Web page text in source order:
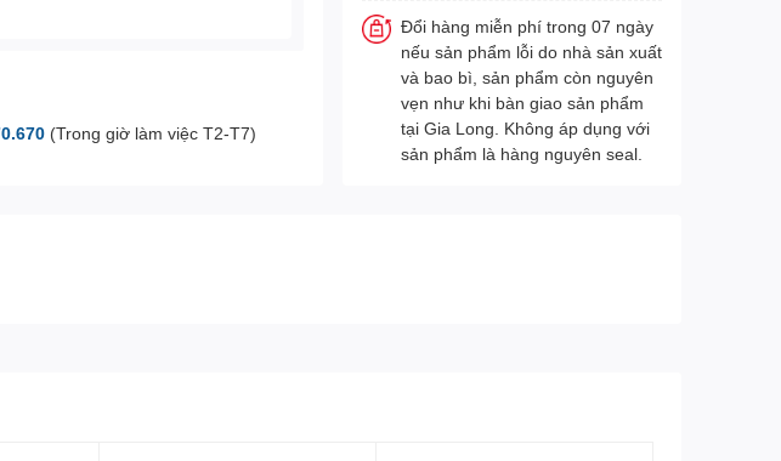
(Trong giờ làm việc T2-T7)
Đổi hàng miễn phí trong 07 ngày
nếu sản phẩm lỗi do nhà sản xuất
và bao bì, sản phẩm còn nguyên
vẹn như khi bàn giao sản phẩm
tại Gia Long. Không áp dụng với
sản phẩm là hàng nguyên seal.